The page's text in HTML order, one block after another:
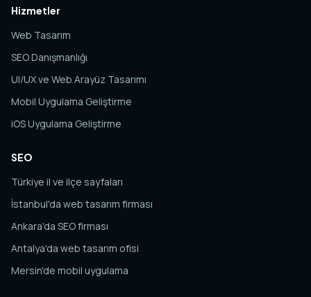
Hizmetler
Web Tasarım
SEO Danışmanlığı
UI/UX ve Web Arayüz Tasarımı
Mobil Uygulama Geliştirme
iOS Uygulama Geliştirme
SEO
Türkiye il ve ilçe sayfaları
İstanbul'da web tasarım firması
Ankara'da SEO firması
Antalya'da web tasarım ofisi
Mersin'de mobil uygulama